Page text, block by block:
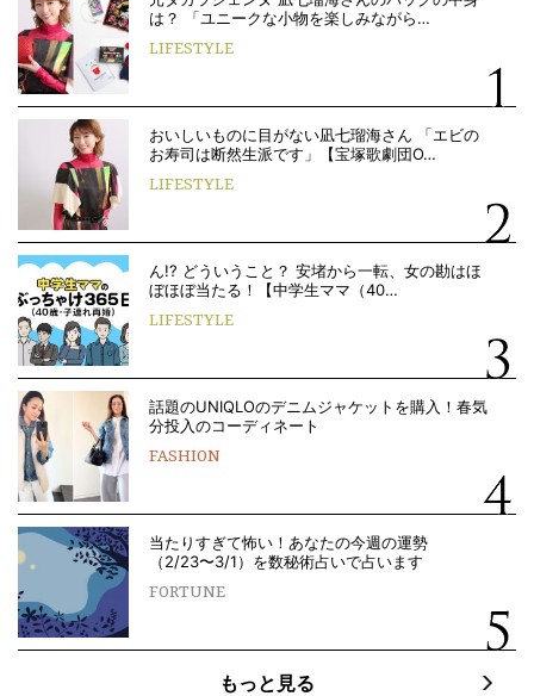
は？ 「ユニークな小物を楽しみながら…
LIFESTYLE
おいしいものに目がない凪七瑠海さん 「エビの
お寿司は断然生派です」【宝塚歌劇団O…
LIFESTYLE
ん!? どういうこと？ 安堵から一転、女の勘はほ
ぼほぼ当たる！【中学生ママ（40…
LIFESTYLE
話題のUNIQLOのデニムジャケットを購入！春気
分投入のコーディネート
FASHION
当たりすぎて怖い！あなたの今週の運勢
（2/23〜3/1）を数秘術占いで占います
FORTUNE
もっと見る